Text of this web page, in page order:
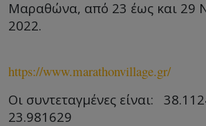
Μαραθώνα, από 23 έως και 29
2022.
https://www.marathonvillage.gr/
Οι συντεταγμένες είναι:
23.981629